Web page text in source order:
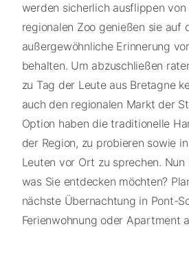
werden sicherlich ausflippen von
regionalen Zoo genießen sie auf
außergewöhnliche Erinnerung
behalten. Um abzuschließen
zu Tag der Leute aus Bretagne
auch den regionalen Markt der
Option haben die traditionelle
der Region, zu probieren sowie
Leuten vor Ort zu sprechen. Nun
was Sie entdecken möchten?
nächste Übernachtung in Pont-
Ferienwohnung oder Apartment